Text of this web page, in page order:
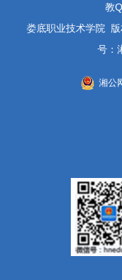
教
娄底职业技术学院
号：
湘公